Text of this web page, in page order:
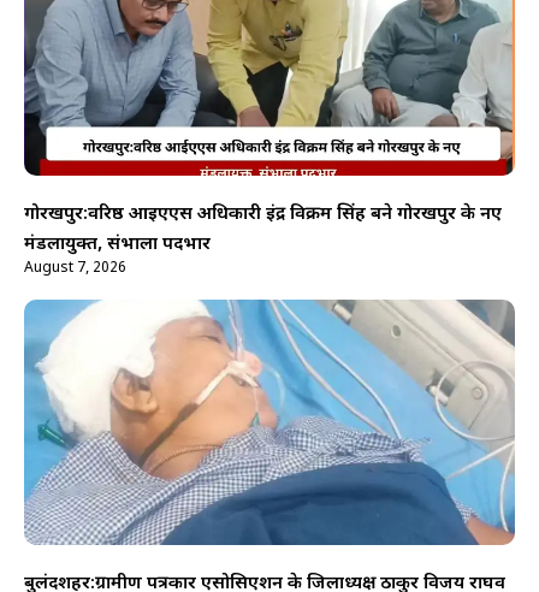
गोरखपुर:वरिष्ठ आईएएस अधिकारी इंद्र विक्रम सिंह बने गोरखपुर के नए
मंडलायुक्त, संभाला पदभार
August 7, 2026
बुलंदशहर:ग्रामीण पत्रकार एसोसिएशन के जिलाध्यक्ष ठाकुर विजय राघव